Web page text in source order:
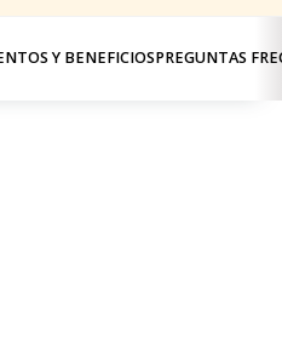
Y BENEFICIOSPREGUNTAS